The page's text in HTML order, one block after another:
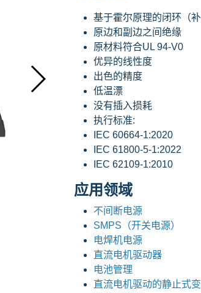
基于霍尔原理的闭环（
原边和副边之间绝缘
原材料符合UL 94-V0
优异的线性度
出色的精度
低温漂
没有插入损耗
执行标准:
IEC 60664-1:2020
IEC 61800-5-1:2022
IEC 62109-1:2010
应用领域
不间断电源
SMPS（开关电源）
电焊机电源
直流电机驱动器
电池管理
直流电机驱动的静止式